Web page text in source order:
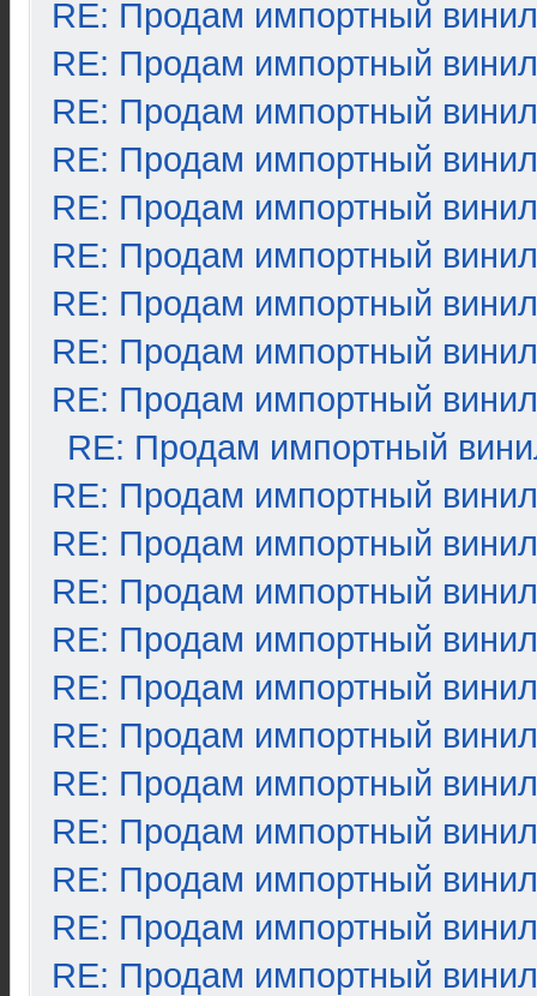
RE: Продам импортный винил
RE: Продам импортный винил
RE: Продам импортный винил
RE: Продам импортный винил
RE: Продам импортный винил
RE: Продам импортный винил
RE: Продам импортный винил
RE: Продам импортный винил
RE: Продам импортный винил
RE: Продам импортный
RE: Продам импортный винил
RE: Продам импортный винил
RE: Продам импортный винил
RE: Продам импортный винил
RE: Продам импортный винил
RE: Продам импортный винил
RE: Продам импортный винил
RE: Продам импортный винил
RE: Продам импортный винил
RE: Продам импортный винил
RE: Продам импортный винил